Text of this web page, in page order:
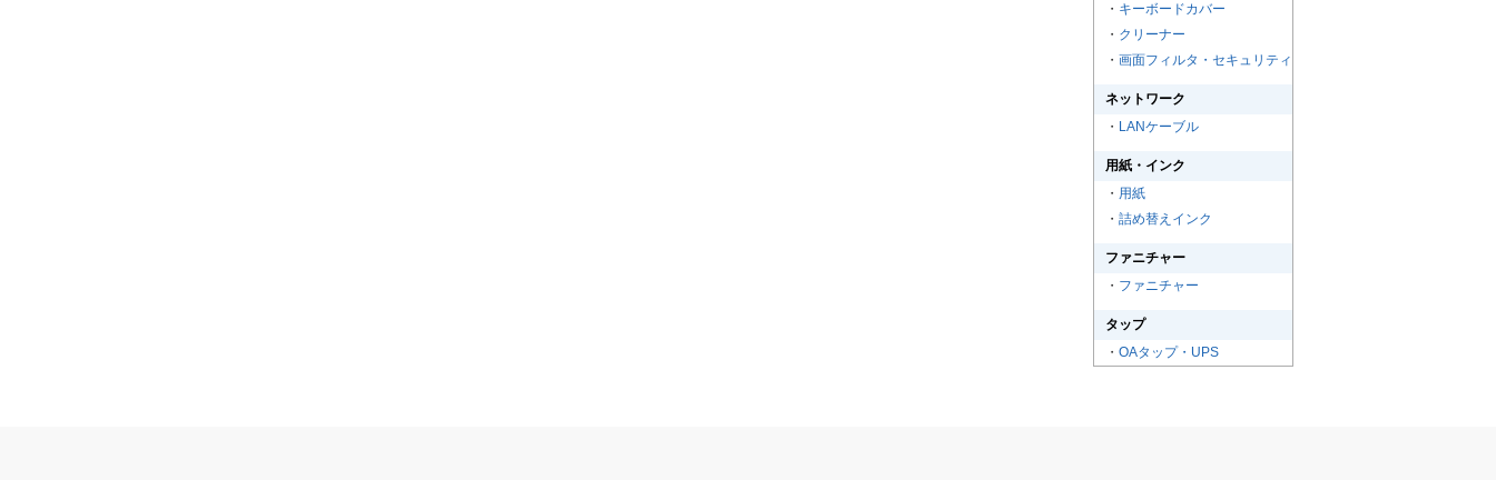
・ キーボードカバー
・ クリーナー
・ 画面フィルタ・セキュリティ
ネットワーク
・ LANケーブル
用紙・インク
・ 用紙
・ 詰め替えインク
ファニチャー
・ ファニチャー
タップ
・ OAタップ・UPS